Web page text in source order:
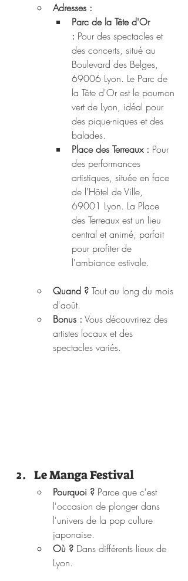
Adresses :
Parc de la Tête d'Or
: Pour des spectacles et
des concerts, situé au
Boulevard des Belges,
69006 Lyon. Le Parc de
la Tête d'Or est le poumon
vert de Lyon, idéal pour
des pique-niques et des
balades.
Place des Terreaux : Pour
des performances
artistiques, située en face
de l'Hôtel de Ville,
69001 Lyon. La Place
des Terreaux est un lieu
central et animé, parfait
pour profiter de
l'ambiance estivale.
Quand ? Tout au long du mois
d'août.
Bonus : Vous découvrirez des
artistes locaux et des
spectacles variés.
Le Manga Festival
Pourquoi ? Parce que c'est
l'occasion de plonger dans
l'univers de la pop culture
japonaise.
Où ? Dans différents lieux de
Lyon.